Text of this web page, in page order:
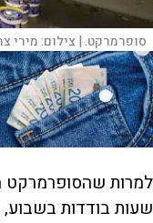
סופרמרקט. | צילום:מירי
למרות שהסופרמרקט
שעות בודדות